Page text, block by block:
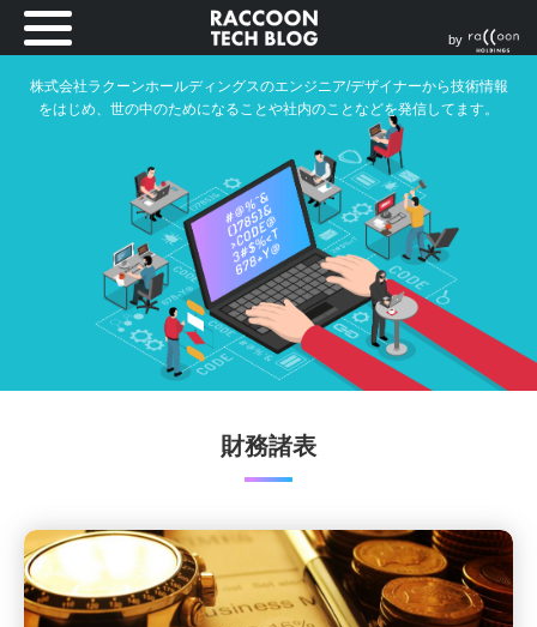
株式会社ラクーンホールディングスのエンジニア/デザイナーから技術情報
をはじめ、世の中のためになることや社内のことなどを発信してます。
by
財務諸表